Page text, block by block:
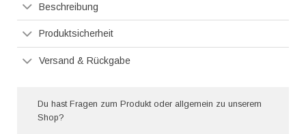
Beschreibung
Produktsicherheit
Versand & Rückgabe
Du hast Fragen zum Produkt oder allgemein zu unserem
Shop?